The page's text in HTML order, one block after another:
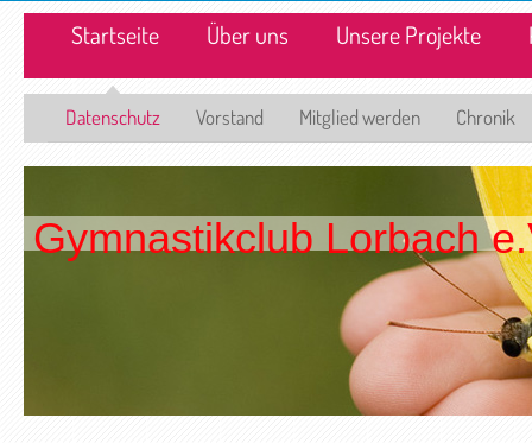
Startseite Über uns Unsere Projekte
Datenschutz Vorstand Mitglied werden Chronik
Gymnastikclub Lorbach